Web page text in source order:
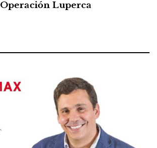
Operación Luperca